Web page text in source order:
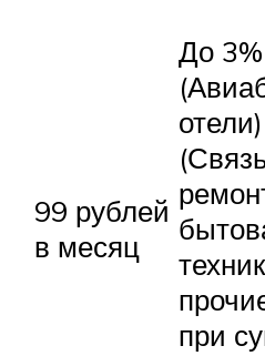
99 рублей
в месяц
До 3%
при